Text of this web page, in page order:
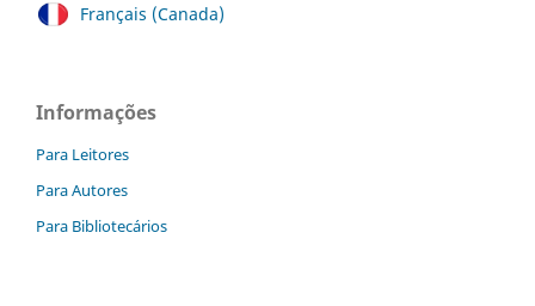
Français (Canada)
Informações
Para Leitores
Para Autores
Para Bibliotecários